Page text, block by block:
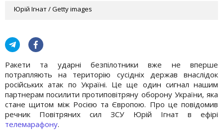
Юрій Ігнат / Getty images
Ракети та ударні безпілотники вже не вперше
потрапляють на територію сусідніх держав внаслідок
російських атак по Україні. Це ще один сигнал нашим
партнерам посилити протиповітряну оборону України, яка
стане щитом між Росією та Європою. Про це повідомив
речник Повітряних сил ЗСУ Юрій Ігнат в ефірі
телемарафону.